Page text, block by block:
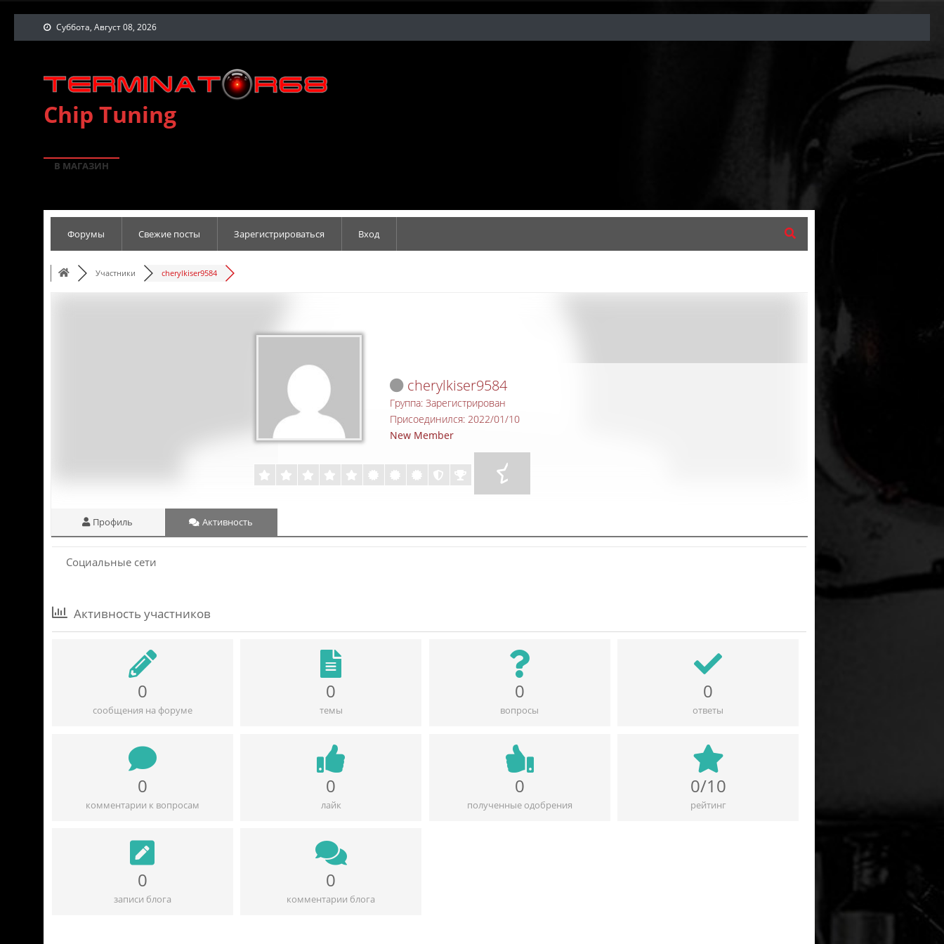
Суббота, Август 08, 2026
Chip Tuning
В МАГАЗИН
Форумы Свежие посты Зарегистрироваться Вход
Участники cherylkiser9584
cherylkiser9584
Группа: Зарегистрирован
Присоединился: 2022/01/10
New Member
Профиль Активность
Социальные сети
Активность участников
0
сообщения на форуме
0
темы
0
вопросы
0
ответы
0
комментарии к вопросам
0
лайк
0
полученные одобрения
0/10
рейтинг
0
записи блога
0
комментарии блога